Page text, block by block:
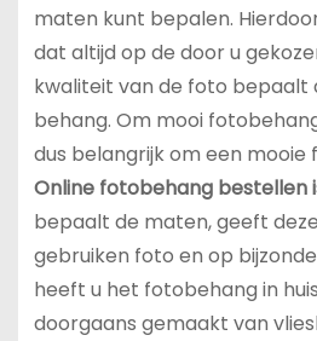
maten kunt bepalen.
dat altijd op de door u
kwaliteit van de foto bepaalt
behang. Om mooi
dus belangrijk om een mooie
Online fotobehang bestellen
bepaalt de maten, geeft
gebruiken foto en op
heeft u het fotobehang in
doorgaans gemaakt van